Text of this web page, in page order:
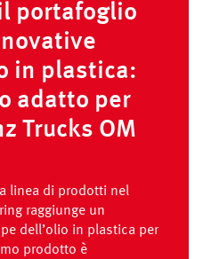
portafoglio
in plastica:
adatto per
Trucks OM
linea di prodotti nel
raggiunge un
dell’olio in plastica per
prodotto è